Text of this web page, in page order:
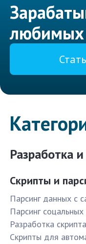
любимых
Разработка
Скрипты и
Парсинг данных с
Парсинг соцальных
Разработка скрипта
Скрипты для